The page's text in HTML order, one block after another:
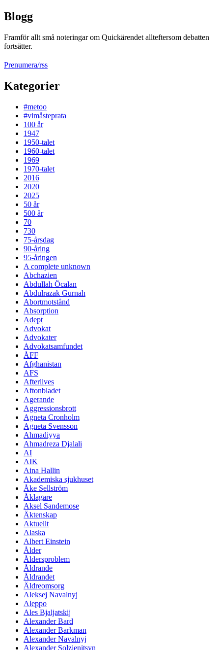
Blogg
Framför allt små noteringar om Quickärendet allteftersom debatten
fortsätter.
Prenumera/rss
Kategorier
#metoo
#vimåsteprata
100 år
1947
1950-talet
1960-talet
1969
1970-talet
2016
2020
2025
50 år
500 år
70
730
75-årsdag
90-åring
95-åringen
A complete unknown
Abchazien
Abdullah Öcalan
Abdulrazak Gurnah
Abortmotstånd
Absorption
Adept
Advokat
Advokater
Advokatsamfundet
ÅFF
Afghanistan
AFS
Afterlives
Aftonbladet
Agerande
Aggressionsbrott
Agneta Cronholm
Agneta Svensson
Ahmadiyya
Ahmadreza Djalali
AI
AIK
Aina Hallin
Akademiska sjukhuset
Åke Sellström
Åklagare
Aksel Sandemose
Äktenskap
Aktuellt
Alaska
Albert Einstein
Ålder
Åldersproblem
Åldrande
Åldrandet
Äldreomsorg
Aleksej Navalnyj
Aleppo
Ales Bjaljatskij
Alexander Bard
Alexander Barkman
Alexander Navalnyj
Alexander Solzjenitsyn